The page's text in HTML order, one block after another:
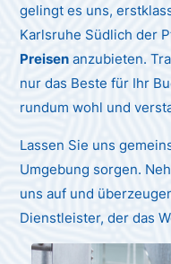
gelingt es uns,
Karlsruhe Südlich der
Preisen anzubieten.
nur das Beste für Ihr
rundum wohl und
Lassen Sie uns
Umgebung sorgen.
uns auf und
Dienstleister, der das